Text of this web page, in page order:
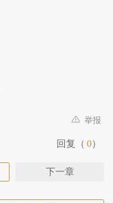
举报
回复（ 0）
下一章